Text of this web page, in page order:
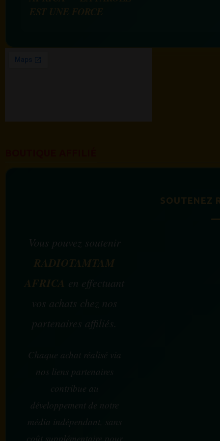
SOUTENEZ
Vous pouvez soutenir
RADIOTAMTAM
AFRICA en effectuant
vos achats chez nos
partenaires affiliés.
Chaque achat réalisé via
nos liens partenaires
contribue au
développement de notre
média indépendant, sans
coût supplémentaire pour